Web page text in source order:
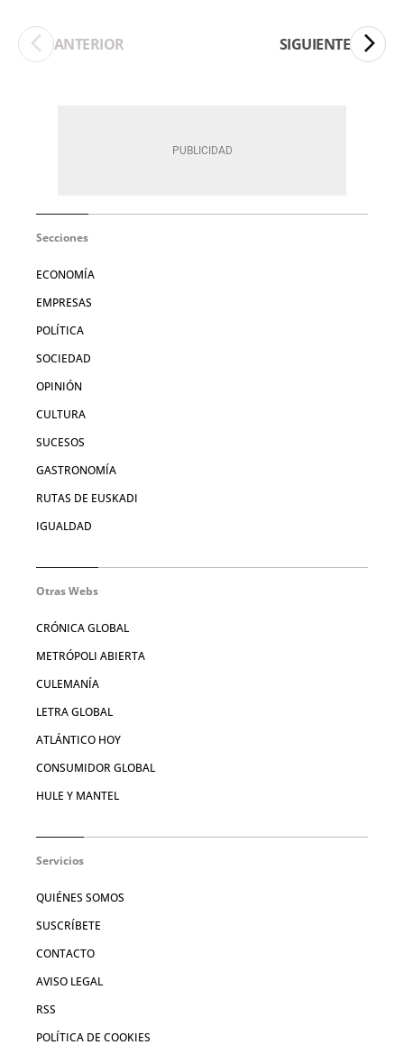
ANTERIOR SIGUIENTE
Secciones
ECONOMÍA
EMPRESAS
POLÍTICA
SOCIEDAD
OPINIÓN
CULTURA
SUCESOS
GASTRONOMÍA
RUTAS DE EUSKADI
IGUALDAD
Otras Webs
CRÓNICA GLOBAL
METRÓPOLI ABIERTA
CULEMANÍA
LETRA GLOBAL
ATLÁNTICO HOY
CONSUMIDOR GLOBAL
HULE Y MANTEL
Servicios
QUIÉNES SOMOS
SUSCRÍBETE
CONTACTO
AVISO LEGAL
RSS
POLÍTICA DE COOKIES